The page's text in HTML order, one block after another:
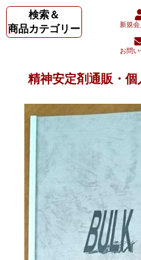
検索＆
商品カテゴリー
新規
お問
精神安定剤通販・